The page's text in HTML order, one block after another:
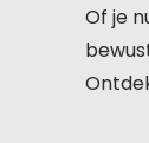
Of je